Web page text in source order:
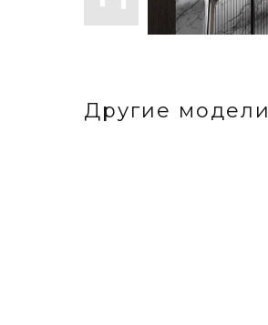
Другие модели